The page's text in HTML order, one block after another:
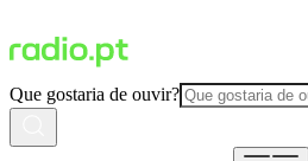
Que gostaria de ouvir?